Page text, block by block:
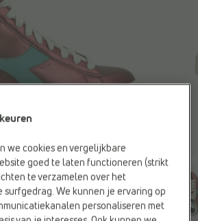
we cookies en vergelijkbare
goed te laten functioneren (strikt
te verzamelen over het
surfgedrag. We kunnen je ervaring op
personaliseren met